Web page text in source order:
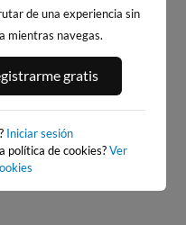
DE LA GRAVA
m CHOPI
de una experiencia sin
mientras navegas.
gratis
Iniciar sesión
política de cookies?Ver